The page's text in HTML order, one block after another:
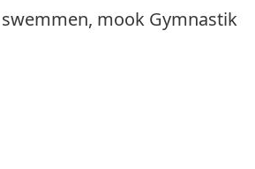
mook Gymnastik